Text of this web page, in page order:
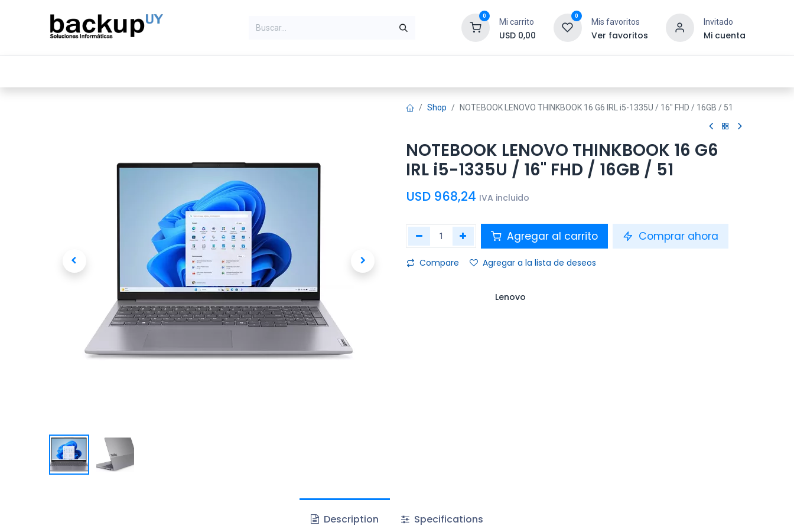
0
Mi carrito
USD 0,00
0
Mis favoritos
Ver favoritos
Invitado
Mi cuenta
Shop NOTEBOOK LENOVO THINKBOOK 16 G6 IRL i5-1335U / 16" FHD / 16GB / 51
NOTEBOOK LENOVO THINKBOOK 16 G6
IRL i5-1335U / 16" FHD / 16GB / 51
USD 968,24 IVA incluido
Agregar al carrito Comprar ahora
Compare Agregar a la lista de deseos
Lenovo
Description Specifications